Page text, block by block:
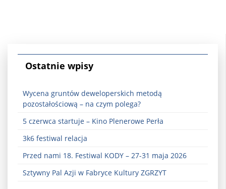
Ostatnie wpisy
Wycena gruntów deweloperskich metodą
pozostałościową – na czym polega?
5 czerwca startuje – Kino Plenerowe Perła
3k6 festiwal relacja
Przed nami 18. Festiwal KODY – 27-31 maja 2026
Sztywny Pal Azji w Fabryce Kultury ZGRZYT